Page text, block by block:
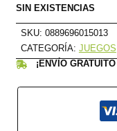
SIN EXISTENCIAS
SKU: 0889696015013
CATEGORÍA: JUEGOS
¡ENVÍO